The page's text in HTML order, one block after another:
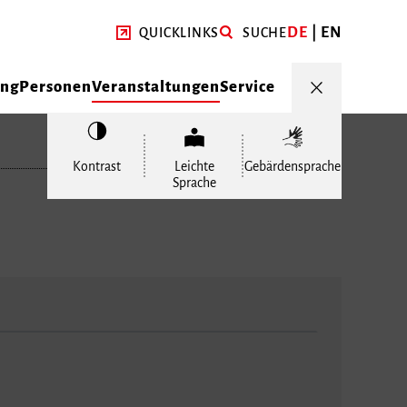
QUICKLINKS SUCHEDE EN
PersonenVeranstaltungenService
Kontrast
Leichte
Sprache
Gebärdensprache